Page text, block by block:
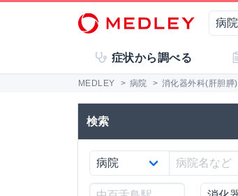
症状から調べる
MEDLEY > 病院 > 消化器外科(肝胆膵)
検索